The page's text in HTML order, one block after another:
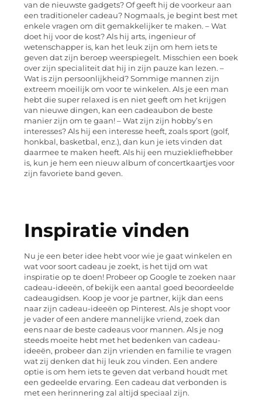
van de nieuwste gadgets? Of geeft hij de voorkeur aan
een traditioneler cadeau? Nogmaals, je begint best met
enkele vragen om dit gemakkelijker te maken. – Wat
doet hij voor de kost? Als hij arts, ingenieur of
wetenschapper is, kan het leuk zijn om hem iets te
geven dat zijn beroep weerspiegelt. Misschien een boek
over zijn specialiteit dat hij in zijn pauze kan lezen. –
Wat is zijn persoonlijkheid? Sommige mannen zijn
extreem moeilijk om voor te winkelen. Als je een man
hebt die super relaxed is en niet geeft om het krijgen
van nieuwe dingen, kan een cadeaubon de beste
manier zijn om te gaan! – Wat zijn zijn hobby’s en
interesses? Als hij een interesse heeft, zoals sport (golf,
honkbal, basketbal, enz.), dan kun je iets vinden dat
daarmee te maken heeft. Als hij een muziekliefhebber
is, kun je hem een nieuw album of concertkaartjes voor
zijn favoriete band geven.
Inspiratie vinden
Nu je een beter idee hebt voor wie je gaat winkelen en
wat voor soort cadeau je zoekt, is het tijd om wat
inspiratie op te doen! Probeer op Google te zoeken naar
cadeau-ideeën, of bekijk een aantal goed beoordeelde
cadeaugidsen. Koop je voor je partner, kijk dan eens
naar zijn cadeau-ideeën op Pinterest. Als je shopt voor
je vader of een andere mannelijke vriend, zoek dan
eens naar de beste cadeaus voor mannen. Als je nog
steeds moeite hebt met het bedenken van cadeau-
ideeën, probeer dan zijn vrienden en familie te vragen
wat zij denken dat hij leuk zou vinden. Een andere
optie is om hem iets te geven dat verband houdt met
een gedeelde ervaring. Een cadeau dat verbonden is
met een herinnering zal altijd speciaal zijn.